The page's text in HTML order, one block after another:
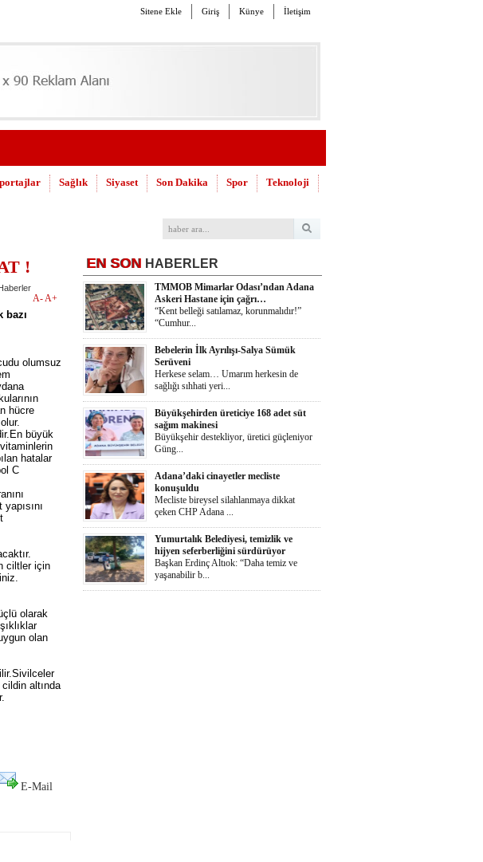
Sitene Ekle Giriş Künye İletişim
Sağlık Siyaset Son Dakika Spor Teknoloji
!
A-A+
bazı
olumsuz
hücre
büyük
hatalar
C
ciltler için
olarak
olan
altında
E-Mail
EN SON HABERLER
TMMOB Mimarlar Odası’ndan Adana
Askeri Hastane için çağrı…
“Kent belleği satılamaz, korunmalıdır!”
“Cumhur...
Bebelerin İlk Ayrılışı-Salya Sümük
Serüveni
Herkese selam… Umarım herkesin de
sağlığı sıhhati yeri...
Büyükşehirden üreticiye 168 adet süt
sağım makinesi
Büyükşehir destekliyor, üretici güçleniyor
Güng...
Adana’daki cinayetler mecliste
konuşuldu
Mecliste bireysel silahlanmaya dikkat
çeken CHP Adana ...
Yumurtalık Belediyesi, temizlik ve
hijyen seferberliğini sürdürüyor
Başkan Erdinç Altıok: “Daha temiz ve
yaşanabilir b...